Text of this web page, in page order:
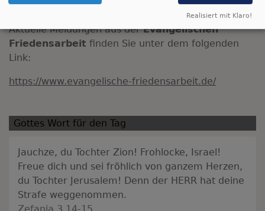
Aktuelle Meldungen aus derEvangelischen
Friedensarbeit finden Sie unter dem folgenden
Link:
https://www.evangelische-friedensarbeit.de/
Gottes Wort für den Tag
Jauchze, du Tochter Zion! Frohlocke, Israel!
Freue dich und sei fröhlich von ganzem Herzen,
du Tochter Jerusalem! Denn der HERR hat deine
Strafe weggenommen.
Realisiert mit Klaro!